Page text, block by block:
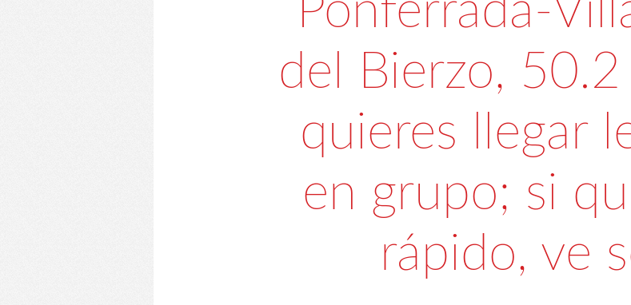
Ponferrada-
del Bierzo, 50.2
quieres llegar
en grupo; si
rápido, ve